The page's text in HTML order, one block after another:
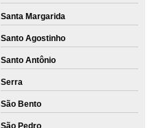
Santa Margarida
Santo Agostinho
Santo Antônio
Serra
São Bento
São Pedro